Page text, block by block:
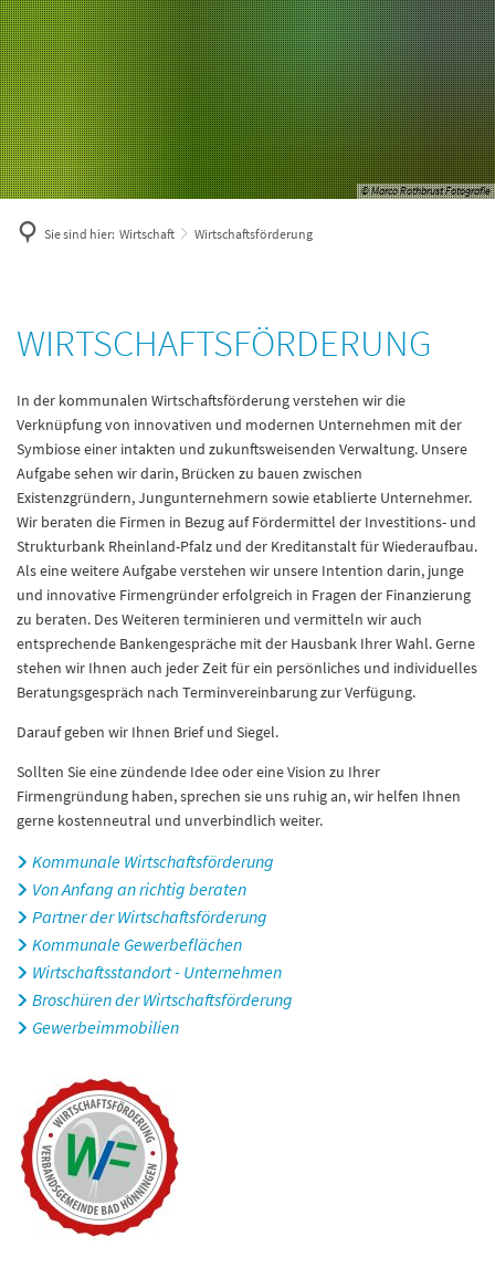
© Marco Rothbrust Fotografie
Sie sind hier: Wirtschaft Wirtschaftsförderung
Wirtschaftsförderung
WIRTSCHAFTSFÖRDERUNG
In der kommunalen Wirtschaftsförderung verstehen wir die
Verknüpfung von innovativen und modernen Unternehmen mit der
Symbiose einer intakten und zukunftsweisenden Verwaltung. Unsere
Aufgabe sehen wir darin, Brücken zu bauen zwischen
Existenzgründern, Jungunternehmern sowie etablierte Unternehmer.
Wir beraten die Firmen in Bezug auf Fördermittel der Investitions- und
Strukturbank Rheinland-Pfalz und der Kreditanstalt für Wiederaufbau.
Als eine weitere Aufgabe verstehen wir unsere Intention darin, junge
und innovative Firmengründer erfolgreich in Fragen der Finanzierung
zu beraten. Des Weiteren terminieren und vermitteln wir auch
entsprechende Bankengespräche mit der Hausbank Ihrer Wahl. Gerne
stehen wir Ihnen auch jeder Zeit für ein persönliches und individuelles
Beratungsgespräch nach Terminvereinbarung zur Verfügung.
Darauf geben wir Ihnen Brief und Siegel.
Sollten Sie eine zündende Idee oder eine Vision zu Ihrer
Firmengründung haben, sprechen sie uns ruhig an, wir helfen Ihnen
gerne kostenneutral und unverbindlich weiter.
Kommunale Wirtschaftsförderung
Von Anfang an richtig beraten
Partner der Wirtschaftsförderung
Kommunale Gewerbeflächen
Wirtschaftsstandort - Unternehmen
Broschüren der Wirtschaftsförderung
Gewerbeimmobilien